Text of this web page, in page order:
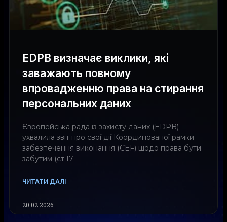
EDPB визначає виклики, які
заважають повному
впровадженню права на стирання
персональних даних
Європейська рада із захисту даних (EDPB)
ухвалила звіт про свої дії Координованої рамки
забезпечення виконання (CEF) щодо права бути
забутим (ст.17
ЧИТАТИ ДАЛІ
20.02.2026